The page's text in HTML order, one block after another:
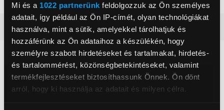
Mi és a 1022 partnerünk feldolgozzuk az Ön személyes
adatait, így például az Ön IP-címét, olyan technológiákat
használva, mint a sütik, amelyekkel tárolhatjuk és
hozzáférünk az Ön adataihoz a készülékén, hogy
személyre szabott hirdetéseket és tartalmakat, hirdetés-
és tartalommérést, közönségbetekintéseket, valamint
termékfejlesztéseket biztosíthassunk Önnek. Ön dönt
arról, hogy ki használja az adatait és milyen célra.
Részletes ismertető
Neked ajánljuk